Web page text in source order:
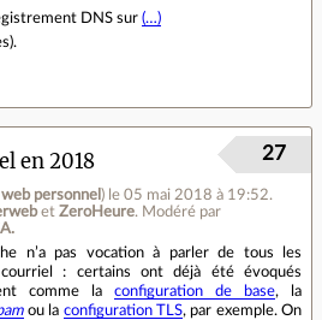
DNS sur (…)
).
en 2018
personnel ) le 05 mai 2018 à 19:52.
et ZeroHeure. Modéré par
27
n’a pas vocation à parler de tous les
: certains ont déjà été évoqués
comme la configuration de base, la
ou la configuration TLS, par exemple. On